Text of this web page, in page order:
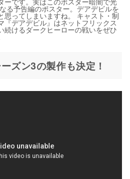
る予告編のポスター。デアデビルを
思ってしまいますね。 キャスト・制
『デアデビル』はネットフリックス
続けるダークヒーローの戦いをぜひ
ズン3の製作も決定！